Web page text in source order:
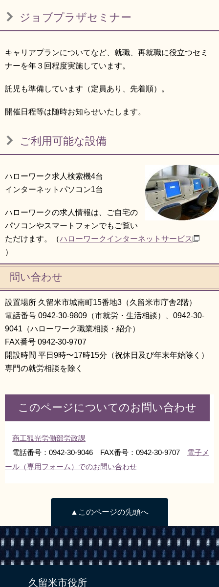
ジョブプラザセミナー
キャリアプランについてなど、就職、再就職に役立つセミ
ナーを年３回程度実施しています。
託児も準備しています（定員あり、先着順）。
開催日程等は随時お知らせいたします。
ご利用可能な設備
ハローワーク求人検索機4台
インターネットパソコン1台
ハローワークの求人情報は、ご自宅の
パソコンやスマートフォンでもご覧い
ただけます。（ハローワークインターネットサービス
）
問い合わせ
設置場所 久留米市城南町15番地3（久留米市庁舎2階）
電話番号 0942-30-9809（市就労・生活相談）、0942-30-
9041（ハローワーク職業相談・紹介）
FAX番号 0942-30-9707
開設時間 平日9時〜17時15分（祝休日及び年末年始除く）
専門の就労相談を除く
このページについてのお問い合わせ
商工観光労働部労政課
電話番号：0942-30-9046 FAX番号：0942-30-9707 電子メ
ール（専用フォーム）でのお問い合わせ
▲このページの先頭へ
久留米市役所